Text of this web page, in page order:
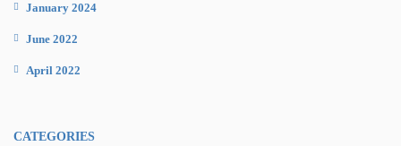
January 2024
June 2022
April 2022
CATEGORIES